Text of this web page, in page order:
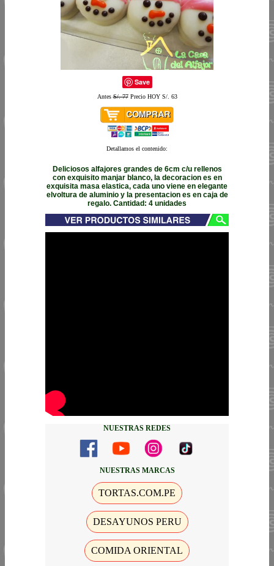
Save
AntesS/. 77Precio HOY S/. 63
Detallamos el contenido:
Deliciosos alfajores grandes de 6cm c/u rellenos
con exquisito manjar blanco, la decoracion es en
exquisita masa elastica, cada uno viene en elegante
elvoltura de aluminio y la presentacion es en caja de
regalo. Cantidad: 4 unidades
NUESTRAS REDES
NUESTRAS MARCAS
TORTAS.COM.PE
DESAYUNOS PERU
COMIDA ORIENTAL